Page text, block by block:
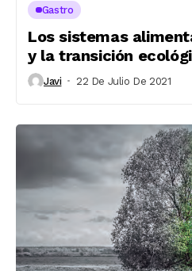
Gastro
Los sistemas
y la transición
Javi 22 De Julio De 2021